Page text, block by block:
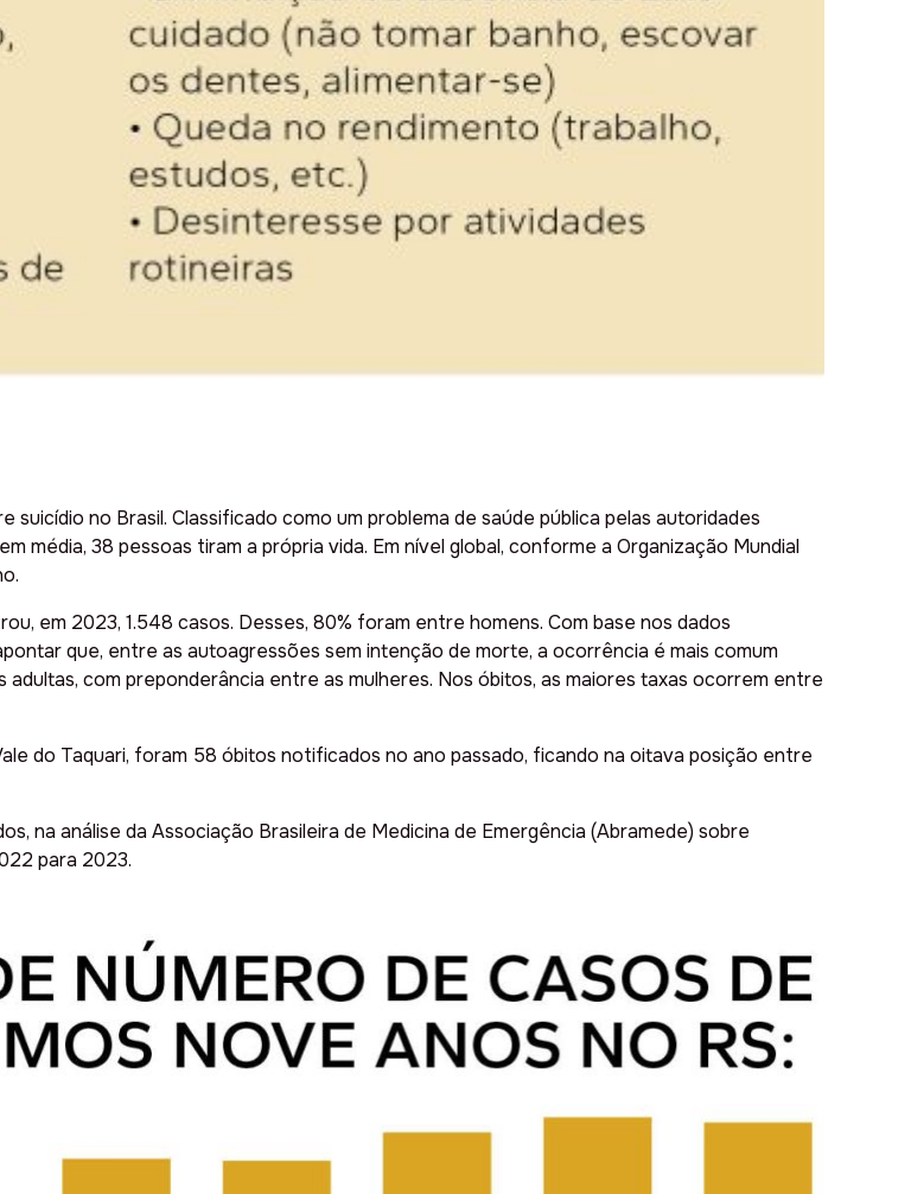
no Brasil. Classificado como um problema de saúde pública pelas autoridades
média, 38 pessoas tiram a própria vida. Em nível global, conforme a Organização Mundial
em 2023, 1.548 casos. Desses, 80% foram entre homens. Com base nos dados
que, entre as autoagressões sem intenção de morte, a ocorrência é mais comum
com preponderância entre as mulheres. Nos óbitos, as maiores taxas ocorrem entre
do Taquari, foram 58 óbitos notificados no ano passado, ficando na oitava posição entre
na análise da Associação Brasileira de Medicina de Emergência (Abramede) sobre
para 2023.